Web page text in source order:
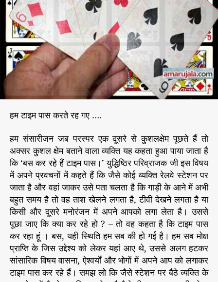
खे
ते
र
ह
ग
ए
औ
र
न
ज
दी
क
से
हो
क
र
च
ली
ग
ई
हम टाइम पास करते रह गए ….
हम संसारीजन जब परस्पर एक दूसरे से कुशलक्षेम पूछते हैं तो
अक्सर कुशल क्षेम बताने वाला व्यक्ति यह कहता हुआ पाया जाता है
कि ‘बस कर रहे हैं टाइम पास।’ युद्धिष्ठिर परिव्राजक जी इस विषय
में अपने प्रवचनों में कहते हैं कि जैसे कोई व्यक्ति रेलवे स्टेशन पर
जाता है और वहां जाकर उसे पता चलता है कि गाड़ी के आने में अभी
बहुत समय है तो वह ताश खेलने लगता है, टीवी देखने लगता है या
किसी और दूसरे मनोरंजन में अपने आपको लगा लेता है। उससे
पूछा जाए कि क्या कर रहे हो ? – तो वह कहता है कि टाइम पास
कर रहा हूं । बस, यही स्थिति हम सब की हो गई है। हम सब मोक्ष
प्राप्ति के जिस उद्देश्य को लेकर यहां आए थे, उससे अलग हटकर
सांसारिक विषय वासना, ऐश्वर्यों और भोगों में अपने आप को लगाकर
टाइम पास कर रहे हैं। समझ लो कि जैसे स्टेशन पर बैठे व्यक्ति के